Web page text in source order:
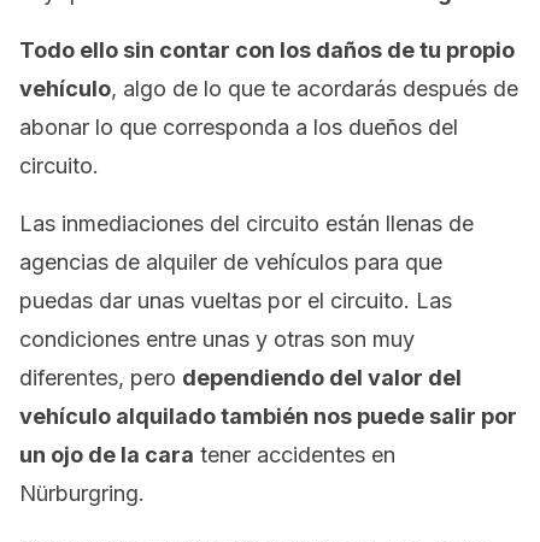
Todo ello sin contar con los daños de tu propio
vehículo, algo de lo que te acordarás después de
abonar lo que corresponda a los dueños del
circuito.
Las inmediaciones del circuito están llenas de
agencias de alquiler de vehículos para que
puedas dar unas vueltas por el circuito. Las
condiciones entre unas y otras son muy
diferentes, pero dependiendo del valor del
vehículo alquilado también nos puede salir por
un ojo de la cara tener accidentes en
Nürburgring.